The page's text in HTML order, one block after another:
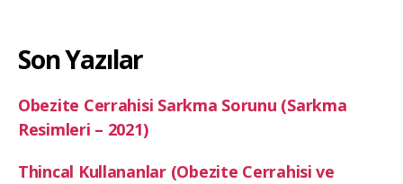
Son Yazılar
Obezite Cerrahisi Sarkma Sorunu (Sarkma
Resimleri – 2021)
Thincal Kullananlar (Obezite Cerrahisi ve